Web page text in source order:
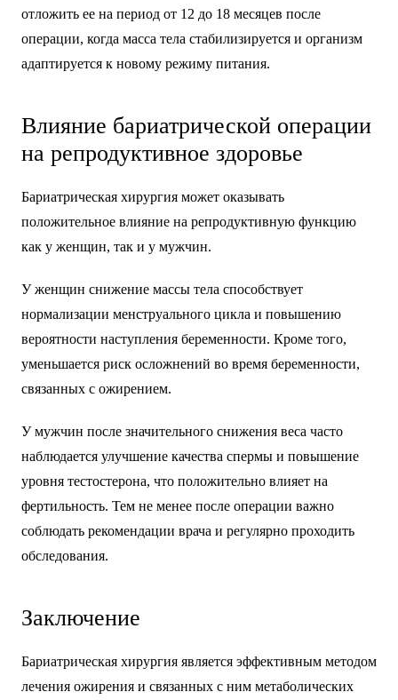
отложить ее на период от 12 до 18 месяцев после
операции, когда масса тела стабилизируется и организм
адаптируется к новому режиму питания.
Влияние бариатрической операции
на репродуктивное здоровье
Бариатрическая хирургия может оказывать
положительное влияние на репродуктивную функцию
как у женщин, так и у мужчин.
У женщин снижение массы тела способствует
нормализации менструального цикла и повышению
вероятности наступления беременности. Кроме того,
уменьшается риск осложнений во время беременности,
связанных с ожирением.
У мужчин после значительного снижения веса часто
наблюдается улучшение качества спермы и повышение
уровня тестостерона, что положительно влияет на
фертильность. Тем не менее после операции важно
соблюдать рекомендации врача и регулярно проходить
обследования.
Заключение
Бариатрическая хирургия является эффективным методом
лечения ожирения и связанных с ним метаболических